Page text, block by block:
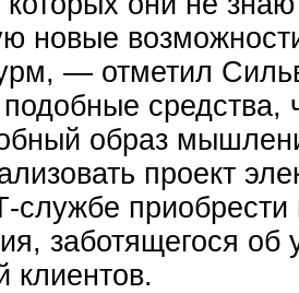
новые
— отметил
средства,
образ
проект
службе приобрести
заботящегося об
клиентов.